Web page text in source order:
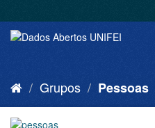
Grupos Pessoas